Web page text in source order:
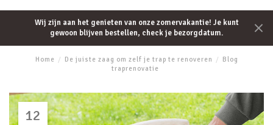
Wij zijn aan het genieten van onze zomervakantie! Je kunt
gewoon blijven bestellen, check je bezorgdatum.
Home / De juiste zaag om zelf je trap te renoveren /
Blog
traprenovatie
12